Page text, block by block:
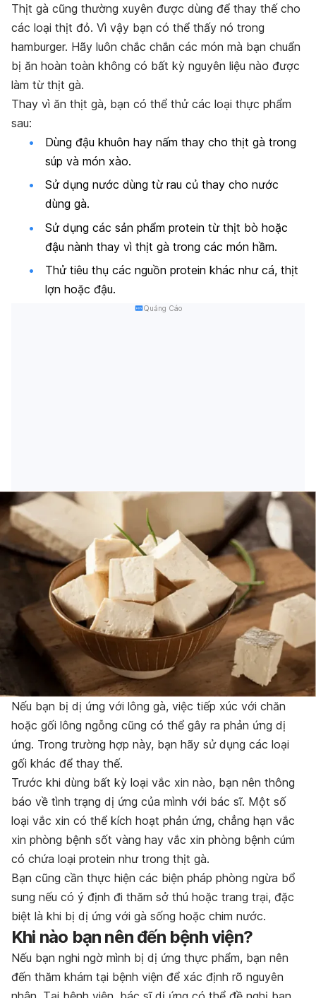
Thịt gà cũng thường xuyên được dùng để thay thế cho
các loại thịt đỏ. Vì vậy bạn có thể thấy nó trong
hamburger. Hãy luôn chắc chắn các món mà bạn chuẩn
bị ăn hoàn toàn không có bất kỳ nguyên liệu nào được
làm từ thịt gà.
Thay vì ăn thịt gà, bạn có thể thử các loại thực phẩm
sau:
Dùng đậu khuôn hay nấm thay cho thịt gà trong
súp và món xào.
Sử dụng nước dùng từ rau củ thay cho nước
dùng gà.
Sử dụng các sản phẩm protein từ thịt bò hoặc
đậu nành thay vì thịt gà trong các món hầm.
Thử tiêu thụ các nguồn protein khác như cá, thịt
lợn hoặc đậu.
Quảng Cáo
Nếu bạn bị dị ứng với lông gà, việc tiếp xúc với chăn
hoặc gối lông ngỗng cũng có thể gây ra phản ứng dị
ứng. Trong trường hợp này, bạn hãy sử dụng các loại
gối khác để thay thế.
Trước khi dùng bất kỳ loại vắc xin nào, bạn nên thông
báo về tình trạng dị ứng của mình với bác sĩ. Một số
loại vắc xin có thể kích hoạt phản ứng, chẳng hạn vắc
xin phòng bệnh sốt vàng hay vắc xin phòng bệnh cúm
có chứa loại protein như trong thịt gà.
Bạn cũng cần thực hiện các biện pháp phòng ngừa bổ
sung nếu có ý định đi thăm sở thú hoặc trang trại, đặc
biệt là khi bị dị ứng với gà sống hoặc chim nước.
Khi nào bạn nên đến bệnh viện?
Nếu bạn nghi ngờ mình bị dị ứng thực phẩm, bạn nên
đến thăm khám tại bệnh viện để xác định rõ nguyên